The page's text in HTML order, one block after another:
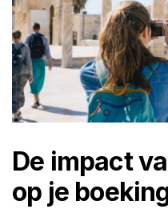
De impact
op je